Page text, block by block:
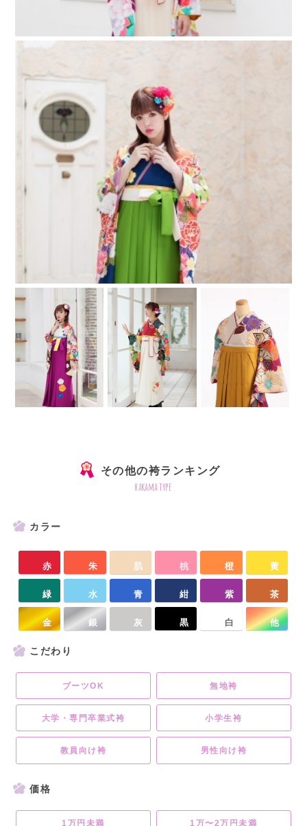
その他の袴ランキング
hakama type
カラー
赤 朱 肌 桃 橙 黄
緑 水 青 紺 紫 茶
金 銀 灰 黒 白 他
こだわり
ブーツOK 無地袴
大学・専門卒業式袴 小学生袴
教員向け袴 男性向け袴
価格
1万円未満 1万〜2万円未満